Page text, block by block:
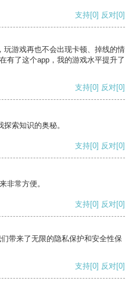
支持[0] 反对[0]
玩游戏再也不会出现卡顿、掉线的情
有了这个app，我的游戏水平提升了
支持[0] 反对[0]
索知识的奥秘。
支持[0] 反对[0]
非常方便。
支持[0] 反对[0]
带来了无限的隐私保护和安全性保
支持[0] 反对[0]